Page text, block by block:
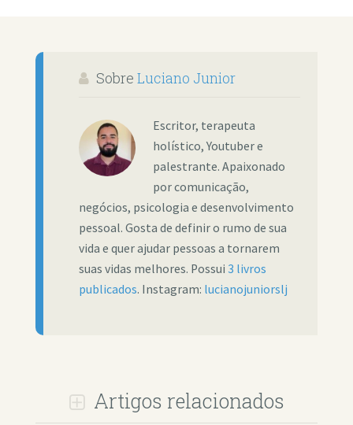
Sobre Luciano Junior
Escritor, terapeuta
holístico, Youtuber e
palestrante. Apaixonado
por comunicação,
negócios, psicologia e desenvolvimento
pessoal. Gosta de definir o rumo de sua
vida e quer ajudar pessoas a tornarem
suas vidas melhores. Possui 3 livros
publicados. Instagram: lucianojuniorslj
Artigos relacionados